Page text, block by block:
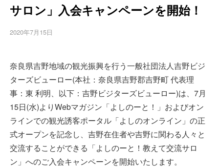
サロン」入会キャンペーンを開始！
2020年7月15日
奈良県吉野地域の観光振興を行う一般社団法人吉野ビジ
ターズビューロー(本社：奈良県吉野郡吉野町 代表理
事：東 利明、以下：吉野ビジターズビューロー)は、7月
15日(水)よりWebマガジン「よしのーと！」およびオン
ラインでの観光誘客ポータル「よしのオンライン」の正
式オープンを記念し、吉野在住者や吉野に関わる人々と
交流することができる「よしのーと！教えて交流サロ
ン」へのご入会キャンペーンを開始いたします。